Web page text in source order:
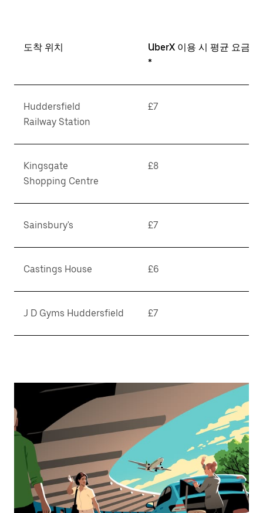
도착 위치
UberX 이용 시 평균 요금
*
Huddersfield
Railway Station
£7
Kingsgate
Shopping Centre
£8
Sainsbury's £7
Castings House £6
J D Gyms Huddersfield £7